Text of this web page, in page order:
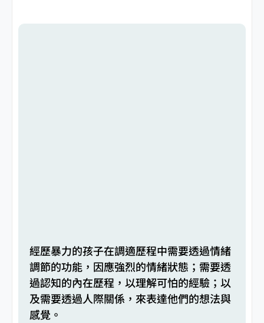
經歷暴力的孩子在調適歷程中需要透過情緒
調節的功能，因應強烈的情緒狀態；需要透
過認知的內在歷程，以理解可怕的經驗；以
及需要透過人際關係，來表達他們的想法與
感覺。